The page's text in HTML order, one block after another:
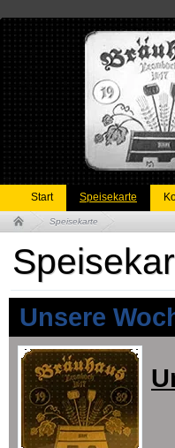
Start Speisekarte
Speisekarte
Unsere